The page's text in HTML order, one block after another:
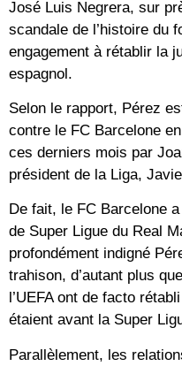
José Luis Negrera, sur
scandale de l’histoire du
engagement à rétablir la
espagnol.
Selon le rapport, Pérez
contre le FC Barcelone
ces derniers mois par
président de la Liga,
De fait, le FC Barcelone
de Super Ligue du Real
profondément indigné
trahison, d’autant plus
l’UEFA ont de facto
étaient avant la Super
Parallèlement, les